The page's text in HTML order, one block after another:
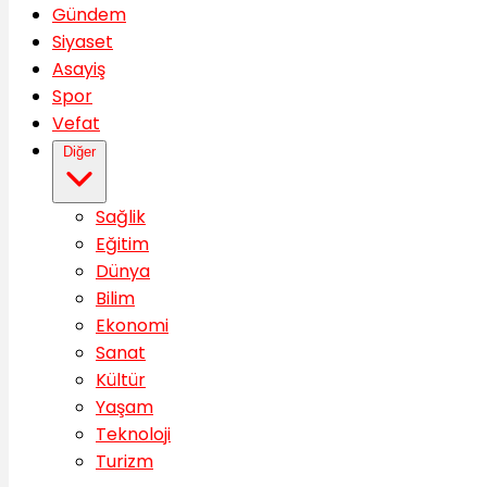
Gündem
Siyaset
Asayiş
Spor
Vefat
Diğer
Sağlik
Eğitim
Dünya
Bilim
Ekonomi
Sanat
Kültür
Yaşam
Teknoloji
Turizm